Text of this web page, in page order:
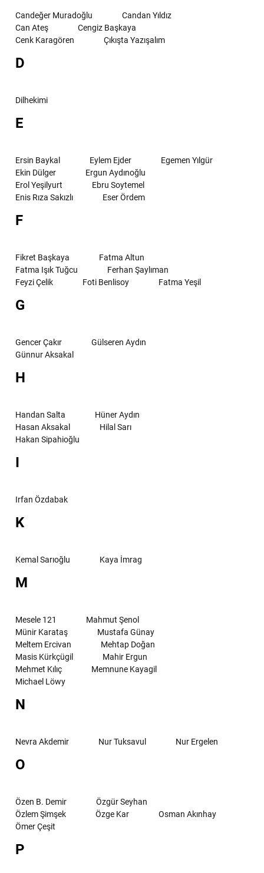
Candeğer Muradoğlu
Candan Yıldız
Can Ateş
Cengiz Başkaya
Cenk Karagören
Çıkışta Yazışalım
D
Dilhekimi
E
Ersin Baykal Eylem Ejder
Egemen Yılgür
Ekin Dülger
Ergun Aydınoğlu
Erol Yeşilyurt
Ebru Soytemel
Enis Rıza Sakızlı
Eser Ördem
F
Fikret Başkaya
Fatma Altun
Fatma Işık Tuğcu
Ferhan Şaylıman
Feyzi Çelik
Foti Benlisoy Fatma Yeşil
G
Gencer Çakır
Gülseren Aydın
Günnur Aksakal
H
Handan Salta
Hüner Aydın
Hasan Aksakal
Hilal Sarı
Hakan Sipahioğlu
I
Irfan Özdabak
K
Kemal Sarıoğlu Kaya İmrag
M
Mesele 121
Mahmut Şenol
Münir Karataş
Mustafa Günay
Meltem Ercivan
Mehtap Doğan
Masis Kürkçügil
Mahir Ergun
Mehmet Kılıç
Memnune Kayagil
Michael Löwy
N
Nevra Akdemir Nur Tuksavul Nur Ergelen
O
Özen B. Demir
Özgür Seyhan
Özlem Şimşek
Özge Kar
Osman Akınhay
Ömer Çeşit
P